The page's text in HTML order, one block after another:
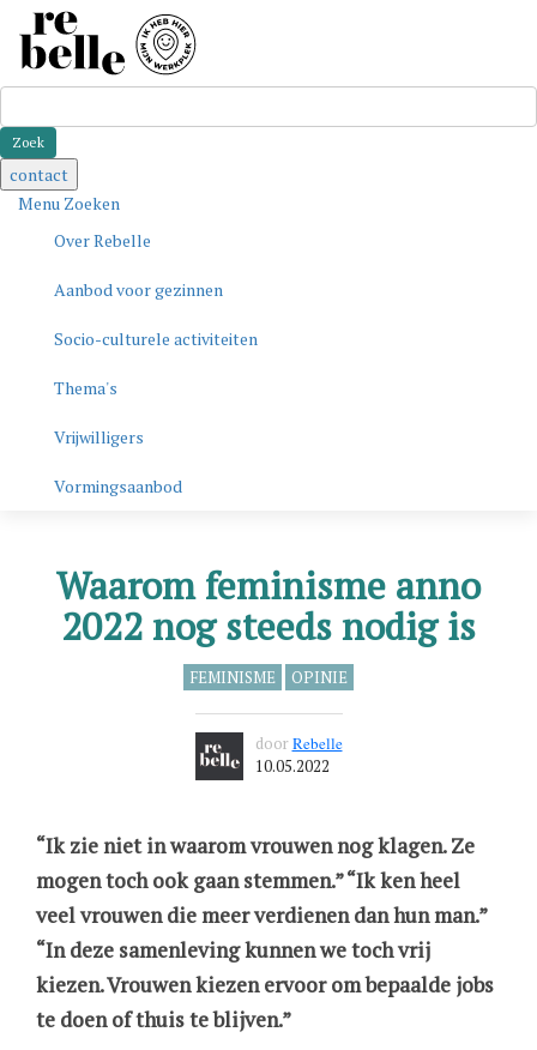
contact
Menu Zoeken
Over Rebelle
Aanbod voor gezinnen
Socio-culturele activiteiten
Thema's
Vrijwilligers
Vormingsaanbod
Waarom feminisme anno
2022 nog steeds nodig is
FEMINISME OPINIE
doorRebelle
10.05.2022
“Ik zie niet in waarom vrouwen nog klagen. Ze
mogen toch ook gaan stemmen.” “Ik ken heel
veel vrouwen die meer verdienen dan hun man.”
“In deze samenleving kunnen we toch vrij
kiezen. Vrouwen kiezen ervoor om bepaalde jobs
te doen of thuis te blijven.”